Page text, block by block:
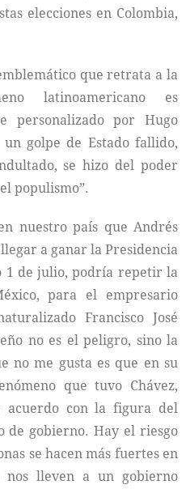
elecciones en Colombia,
que retrata a la
latinoamericano es
personalizado por Hugo
un golpe de Estado fallido,
se hizo del poder
populismo”.
nuestro país que Andrés
a ganar la Presidencia
1 de julio, podría repetir la
para el empresario
Francisco José
no es el peligro, sino la
no me gusta es que en su
que tuvo Chávez,
acuerdo con la figura del
de gobierno. Hay el riesgo
se hacen más fuertes en
lleven a un gobierno